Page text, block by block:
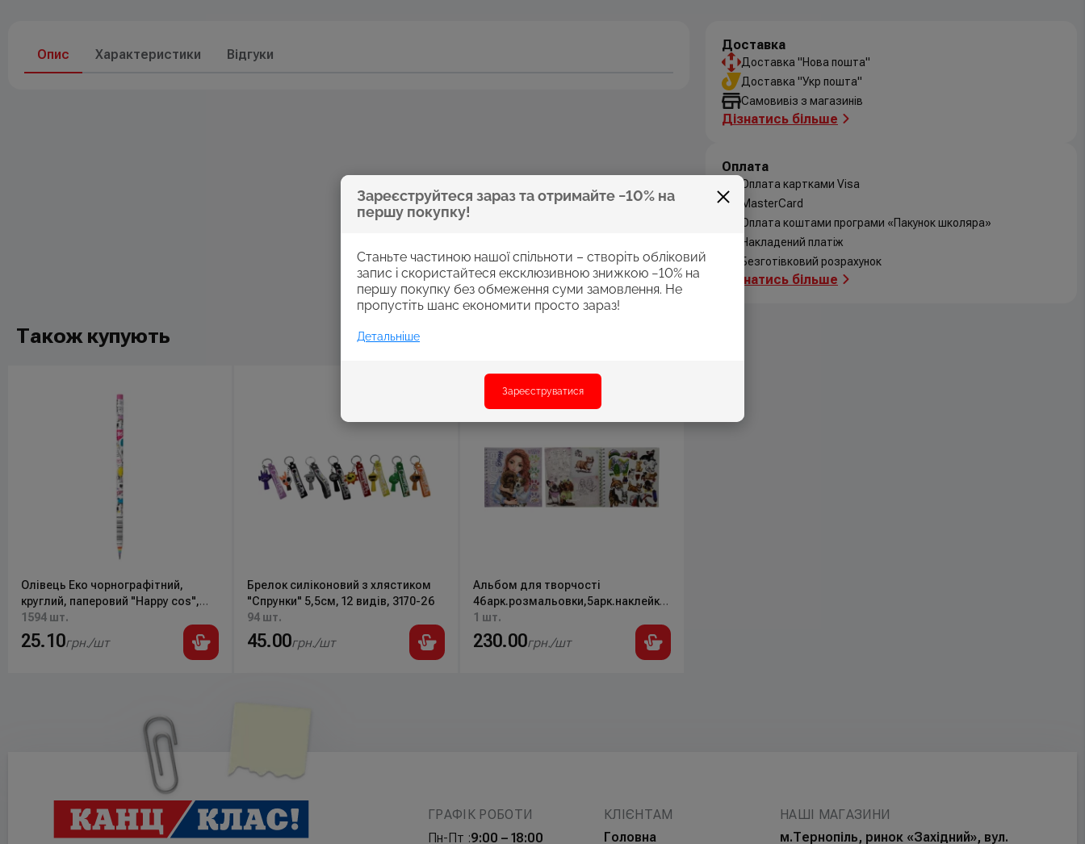
Зареєструйтеся зараз та отримайте −10% на
першу покупку!
Станьте частиною нашої спільноти – створіть обліковий
запис і скористайтеся ексклюзивною знижкою −10% на
першу покупку без обмеження суми замовлення. Не
пропустіть шанс економити просто зараз!
Детальніше
Зареєструватися
Опис Характеристики Відгуки
Доставка
Доставка "Нова пошта"
Доставка "Укр пошта"
Самовивіз з магазинів
Дізнатись більше
Оплата
Оплата картками Visa
MasterCard
Оплата коштами програми «Пакунок школяра»
Накладений платіж
Безготівковий розрахунок
Дізнатись більше
Також купують
Олівець Еко чорнографітний,
круглий, паперовий "Happy cos",
280550 YES
1594 шт.
25.10грн./шт
Брелок силіконовий з хлястиком
"Спрунки" 5,5см, 12 видів, 3170-26
94 шт.
45.00грн./шт
Альбом для творчості
46арк.розмальовки,5арк.наклейки
Топ-модель із собачками
24*20,5см, 2560-1
1 шт.
230.00грн./шт
ГРАФІК РОБОТИ
Пн-Пт :9:00 – 18:00
КЛІЄНТАМ
Головна
НАШІ МАГАЗИНИ
м.Тернопіль, ринок «Західний», вул.